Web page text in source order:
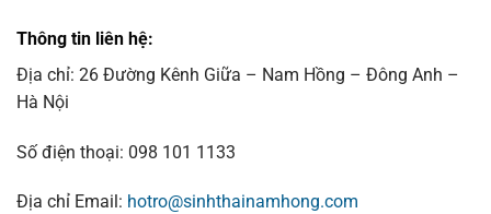
Thông tin liên hệ:
Địa chỉ: 26 Đường Kênh Giữa – Nam Hồng – Đông Anh –
Hà Nội
Số điện thoại: 098 101 1133
Địa chỉ Email: hotro@sinhthainamhong.com